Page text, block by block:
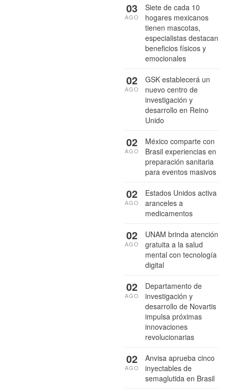
Siete de cada 10
hogares mexicanos
tienen mascotas,
especialistas destacan
beneficios físicos y
emocionales
03
AGO
GSK establecerá un
nuevo centro de
investigación y
desarrollo en Reino
Unido
02
AGO
México comparte con
Brasil experiencias en
preparación sanitaria
para eventos masivos
02
AGO
Estados Unidos activa
aranceles a
medicamentos
02
AGO
UNAM brinda atención
gratuita a la salud
mental con tecnología
digital
02
AGO
Departamento de
investigación y
desarrollo de Novartis
impulsa próximas
innovaciones
revolucionarias
02
AGO
Anvisa aprueba cinco
inyectables de
semaglutida en Brasil
02
AGO